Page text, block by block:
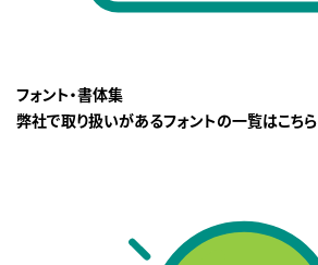
フォント・書体集
弊社で取り扱いがあるフォントの一覧はこちら